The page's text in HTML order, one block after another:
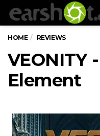
HOME REVIEWS
VEONITY
Element